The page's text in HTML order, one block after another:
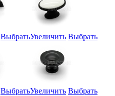
ВыбратьУвеличить Выбрать
ВыбратьУвеличить Выбрать